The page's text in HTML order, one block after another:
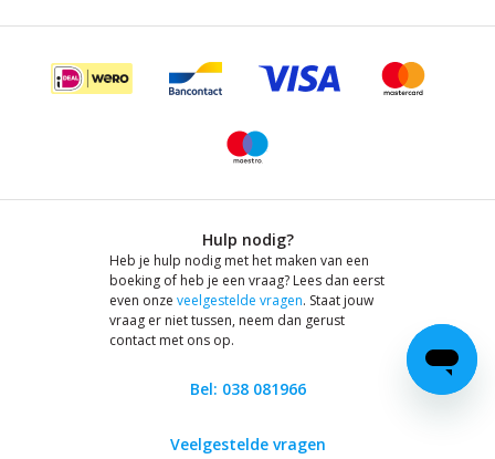
Hulp nodig?
Heb je hulp nodig met het maken van een
boeking of heb je een vraag? Lees dan eerst
even onze veelgestelde vragen. Staat jouw
vraag er niet tussen, neem dan gerust
contact met ons op.
Bel: 038 081966
Veelgestelde vragen